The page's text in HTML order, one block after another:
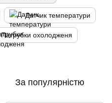
Датчик температури
Патрубки охолодженя
За популярністю